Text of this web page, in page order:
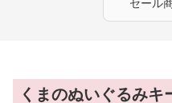
セール
くまのぬいぐるみ